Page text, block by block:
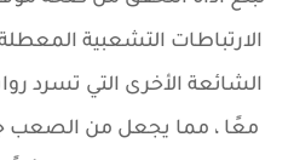
الارتباطات التشعبية
الشائعة الأخرى التي تسرد
معًا ، مما يجعل من الصعب